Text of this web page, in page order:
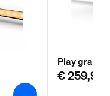
Play
€ 259,99